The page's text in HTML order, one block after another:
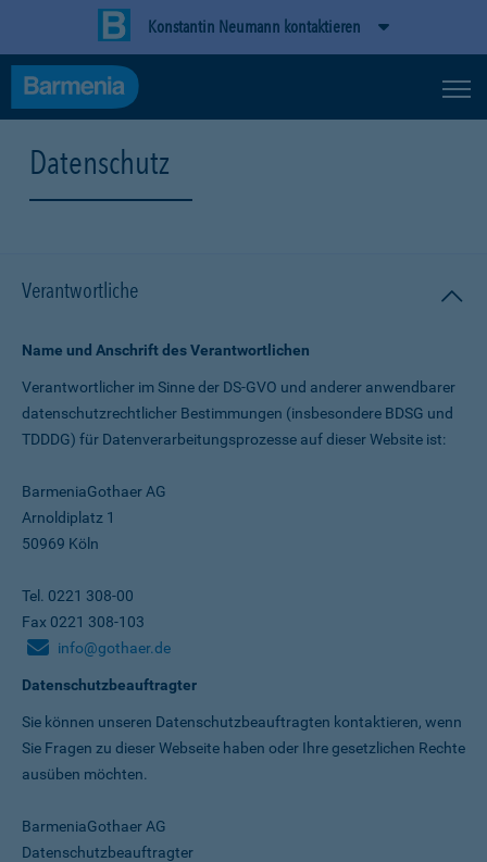
Konstantin Neumann kontaktieren
Datenschutz
Verantwortliche
Name und Anschrift des Verantwortlichen
Verantwortlicher im Sinne der DS-GVO und anderer anwendbarer
datenschutz­rechtlicher Bestimmungen (insbesondere BDSG und
TDDDG) für Daten­verarbeitungs­prozesse auf dieser Website ist:
BarmeniaGothaer AG
Arnoldiplatz 1
50969 Köln
Tel. 0221 308-00
Fax 0221 308-103
info@gothaer.de
Datenschutzbeauftragter
Sie können unseren Datenschutz­beauftragten kontaktieren, wenn
Sie Fragen zu dieser Webseite haben oder Ihre gesetzlichen Rechte
ausüben möchten.
BarmeniaGothaer AG
Datenschutzbeauftragter